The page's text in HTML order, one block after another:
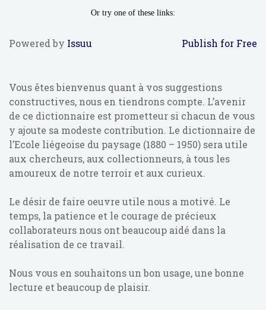
Powered by Issuu Publish for Free
Vous êtes bienvenus quant à vos suggestions
constructives, nous en tiendrons compte. L’avenir
de ce dictionnaire est prometteur si chacun de vous
y ajoute sa modeste contribution. Le dictionnaire de
l’Ecole liégeoise du paysage (1880 – 1950) sera utile
aux chercheurs, aux collectionneurs, à tous les
amoureux de notre terroir et aux curieux.
Le désir de faire oeuvre utile nous a motivé. Le
temps, la patience et le courage de précieux
collaborateurs nous ont beaucoup aidé dans la
réalisation de ce travail.
Nous vous en souhaitons un bon usage, une bonne
lecture et beaucoup de plaisir.